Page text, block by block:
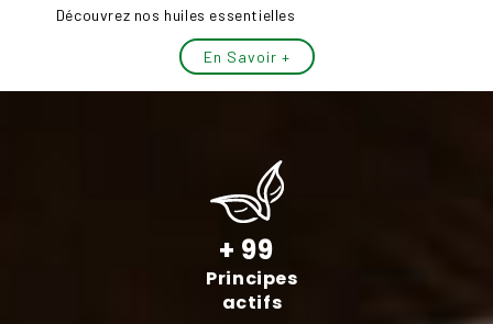
Découvrez nos huiles essentielles
En Savoir +
+ 99
Principes
actifs